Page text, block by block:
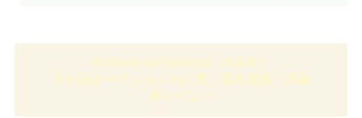
Bowers and wilkins（B&W）
その他オークションの人気・落札価格・評論
家レビュー